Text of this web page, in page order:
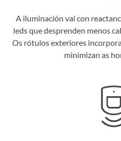
A iluminación vai con
leds que desprenden menos
Os rótulos exteriores
minimizan as